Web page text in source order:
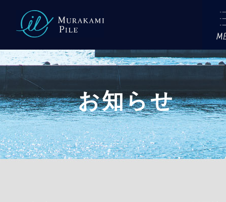
CONCEPT
私たちの想い
村上パイル3つの特長
COMPANY
村上パイルにつ
OEMについて
お知らせ